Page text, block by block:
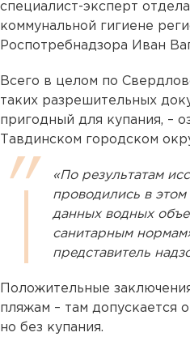
специалист-эксперт
коммунальной гигиене
Роспотребнадзора Иван
Всего в целом по
таких разрешительных
пригодный для купания, –
Тавдинском городском
«По результатам
проводились в этом
данных водных
санитарным
представитель
Положительные
пляжам – там допускается
но без купания.